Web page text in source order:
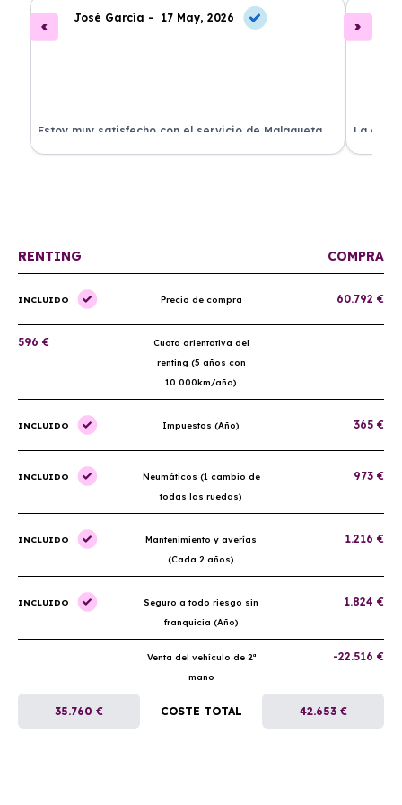
José García - 17 May, 2026
Estoy muy satisfecho con el servicio de Malagueta
Renting. El coche llegó en perfectas condiciones y el
La
ha
RENTING COMPRA
INCLUIDO Precio de compra 60.792 €
596 €
Cuota orientativa del
renting (5 años con
10.000km/año)
INCLUIDO Impuestos (Año) 365 €
INCLUIDO
Neumáticos (1 cambio de
todas las ruedas)
973 €
INCLUIDO
Mantenimiento y averías
(Cada 2 años)
1.216 €
INCLUIDO
Seguro a todo riesgo sin
franquicia (Año)
1.824 €
Venta del vehículo de 2ª
mano
-22.516 €
35.760 € COSTE TOTAL 42.653 €